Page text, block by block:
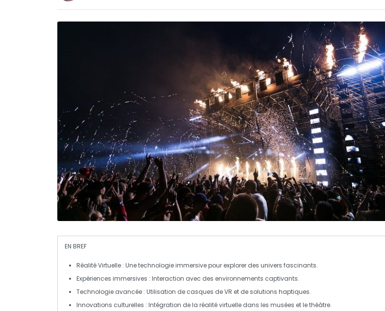
EN BREF
Réalité Virtuelle : Une technologie immersive pour explorer des univers fascinants.
Expériences immersives : Interaction avec des environnements captivants.
Technologie avancée : Utilisation de casques deVR et de solutions haptiques.
Innovations culturelles : Intégration de la réalité virtuelle dans les musées et lethéâtre.